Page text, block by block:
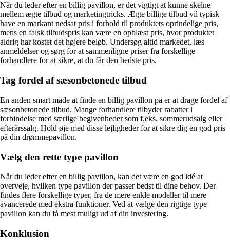
Når du leder efter en billig pavillon, er det vigtigt at kunne skelne
mellem ægte tilbud og marketingtricks. Ægte billige tilbud vil typisk
have en markant nedsat pris i forhold til produktets oprindelige pris,
mens en falsk tilbudspris kan være en opblæst pris, hvor produktet
aldrig har kostet det højere beløb. Undersøg altid markedet, læs
anmeldelser og sørg for at sammenligne priser fra forskellige
forhandlere for at sikre, at du får den bedste pris.
Tag fordel af sæsonbetonede tilbud
En anden smart måde at finde en billig pavillon på er at drage fordel af
sæsonbetonede tilbud. Mange forhandlere tilbyder rabatter i
forbindelse med særlige begivenheder som f.eks. sommerudsalg eller
efterårssalg. Hold øje med disse lejligheder for at sikre dig en god pris
på din drømmepavillon.
Vælg den rette type pavillon
Når du leder efter en billig pavillon, kan det være en god idé at
overveje, hvilken type pavillon der passer bedst til dine behov. Der
findes flere forskellige typer, fra de mere enkle modeller til mere
avancerede med ekstra funktioner. Ved at vælge den rigtige type
pavillon kan du få mest muligt ud af din investering.
Konklusion